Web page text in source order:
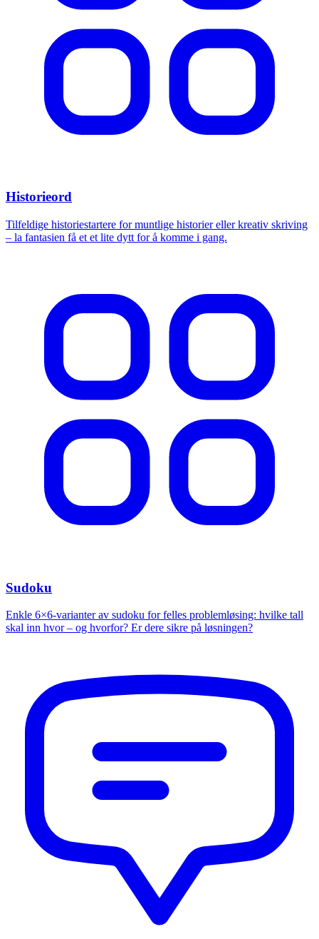
Historieord
Tilfeldige historiestartere for muntlige historier eller kreativ skriving
– la fantasien få et et lite dytt for å komme i gang.
Sudoku
Enkle 6×6-varianter av sudoku for felles problemløsing: hvilke tall
skal inn hvor – og hvorfor? Er dere sikre på løsningen?